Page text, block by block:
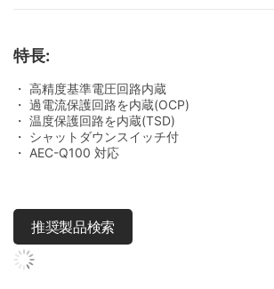
特長:
・ 高精度基準電圧回路内蔵
・ 過電流保護回路を内蔵(OCP)
・ 温度保護回路を内蔵(TSD)
・ シャットダウンスイッチ付
・ AEC-Q100 対応
推奨製品検索